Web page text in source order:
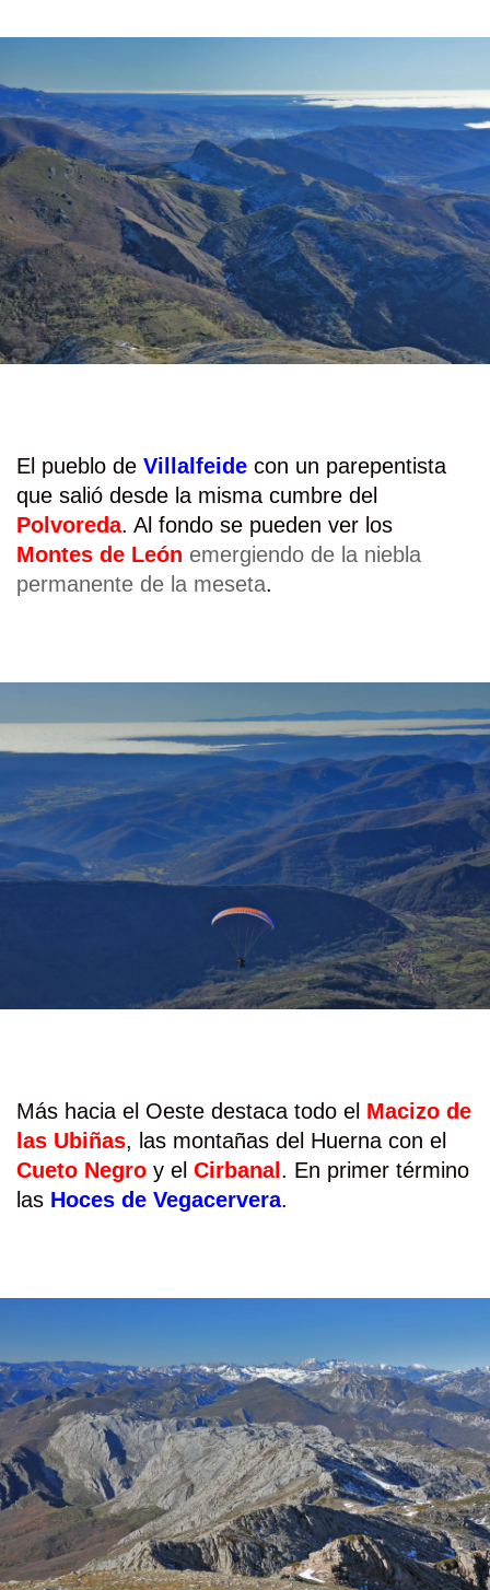
El pueblo de Villalfeide con un parepentista
que salió desde la misma cumbre del
Polvoreda. Al fondo se pueden ver los
Montes de León emergiendo de la niebla
permanente de la meseta.
Más hacia el Oeste destaca todo el Macizo de
las Ubiñas, las montañas del Huerna con el
Cueto Negro y el Cirbanal . En primer término
las Hoces de Vegacervera.